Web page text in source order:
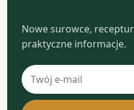
Nowe surowce,
praktyczne informacje.
Adres
e-
mail